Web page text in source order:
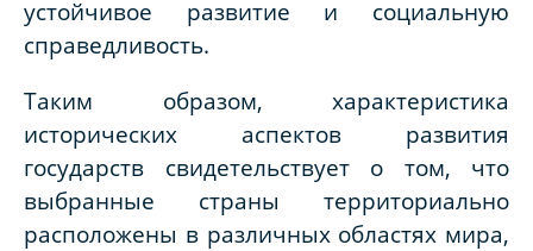
устойчивое развитие и социальную
справедливость.
Таким образом, характеристика
исторических аспектов развития
государств свидетельствует о том, что
выбранные страны территориально
расположены в различных областях мира,